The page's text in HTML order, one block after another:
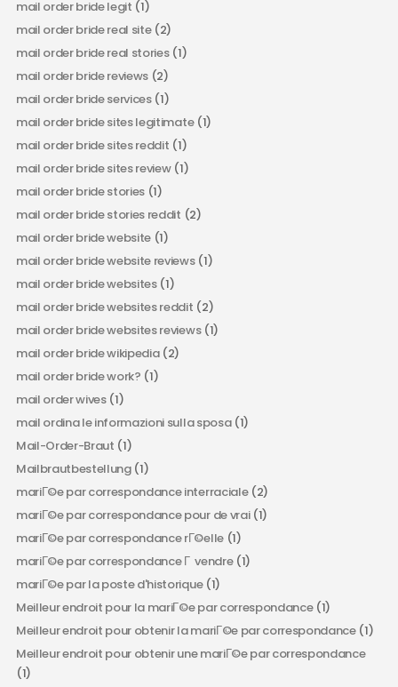
mail order bride legit (1)
mail order bride real site(2)
mail order bride real stories(1)
mail order bride reviews (2)
mail order bride services(1)
mail order bride sites legitimate(1)
mail order bride sites reddit (1)
mail order bride sites review(1)
mail order bride stories (1)
mail order bride stories reddit (2)
mail order bride website (1)
mail order bride website reviews(1)
mail order bride websites(1)
mail order bride websites reddit (2)
mail order bride websites reviews(1)
mail order bride wikipedia(2)
mail order bride work? (1)
mail order wives(1)
mail ordina le informazioni sulla sposa(1)
Mail-Order-Braut (1)
Mailbrautbestellung(1)
mariГ©e par correspondance interraciale(2)
mariГ©e par correspondance pour de vrai(1)
mariГ©e par correspondance rГ©elle(1)
mariГ©e par correspondance Г vendre(1)
mariГ©e par la poste d'historique(1)
Meilleur endroit pour la mariГ©e par correspondance(1)
Meilleur endroit pour obtenir la mariГ©e par correspondance(1)
Meilleur endroit pour obtenir une mariГ©e par correspondance
(1)